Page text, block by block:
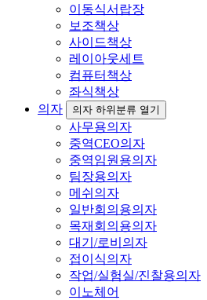
이동식서랍장
보조책상
사이드책상
레이아웃세트
컴퓨터책상
좌식책상
의자
의자 하위분류 열기
사무용의자
중역CEO의자
중역임원용의자
팀장용의자
메쉬의자
일반회의용의자
목재회의용의자
대기/로비의자
접이식의자
작업/실험실/진찰용의자
이노체어